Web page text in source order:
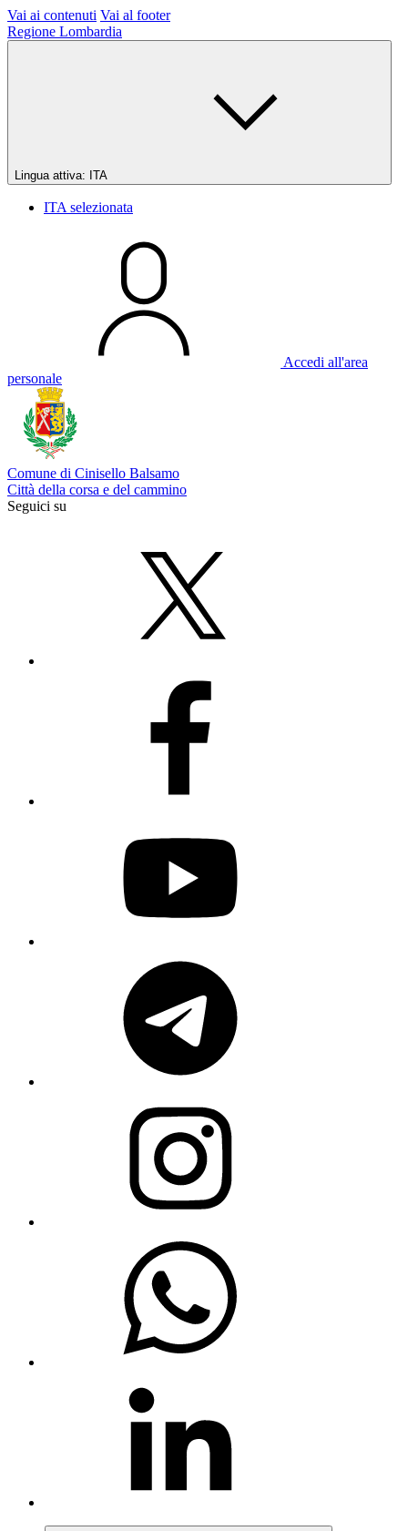
Vai ai contenuti Vai al footer
Regione Lombardia
Lingua attiva: ITA
ITA selezionata
Accedi all'area
personale
Comune di Cinisello Balsamo
Città della corsa e del cammino
Seguici su